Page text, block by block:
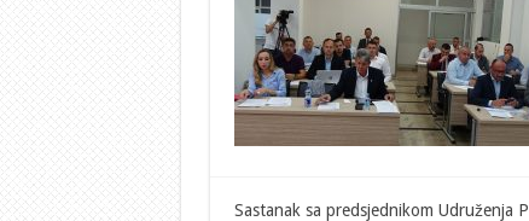
Sastanak sa predsjednikom Udruženja